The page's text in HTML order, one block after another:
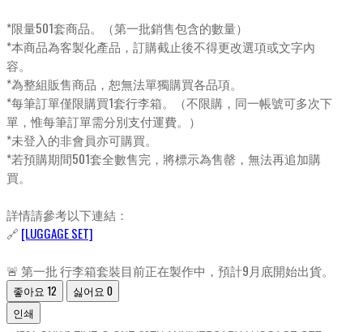
*限量501套商品。（第一批銷售包含的數量）
*本商品為客製化產品，訂購截止後不得更改選項或文字內
容。
*為整組販售商品，恕無法單獨購買各品項。
*每筆訂單僅限購買1套行李箱。（不限購，同一帳號可多次下
單，惟每筆訂單需分別支付運費。）
*未登入的非會員亦可購買。
*若預購期間501套全數售完，將標示為售罄，無法再追加購
買。
詳情請參考以下連結：
🔗 [LUGGAGE SET]
🚨 第一批 行李箱套裝目前正在製作中，預計9月底開始出貨。
좋아요 12 싫어요 0
인쇄